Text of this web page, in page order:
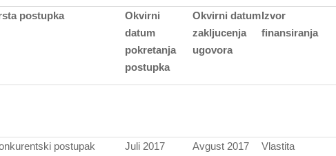
postupka
Okvirni
datum
pokretanja
postupka
Okvirni datum
zakljucenja
ugovora
Izvor
finansiranja
postupak Juli 2017 Avgust 2017
Vlastita